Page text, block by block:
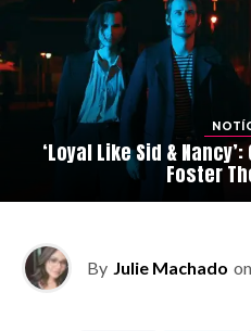
‘Loyal Like Sid &
Foster
By Julie Machado on